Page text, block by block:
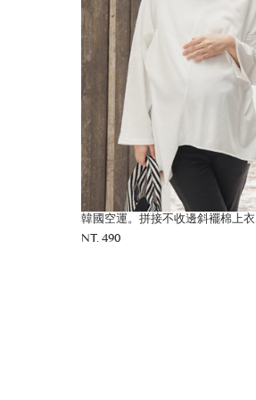
韓國空運。拼接不收邊斜襬棉上衣
NT. 490